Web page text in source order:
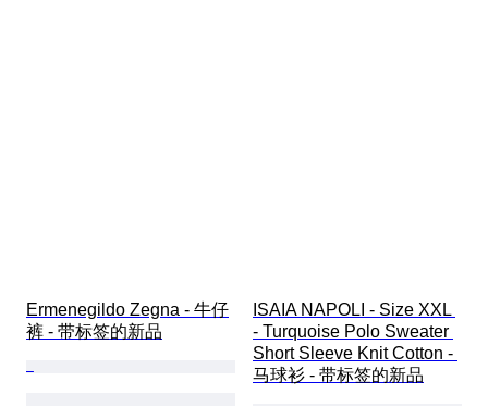
Ermenegildo Zegna - 牛仔
裤 - 带标签的新品
ISAIA NAPOLI - Size XXL
- Turquoise Polo Sweater
Short Sleeve Knit Cotton -
马球衫 - 带标签的新品